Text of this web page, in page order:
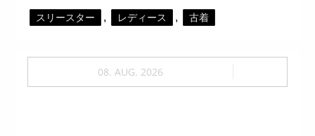
スリースター , レディース , 古着
08. AUG. 2026